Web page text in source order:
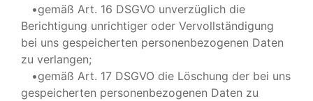
•gemäß Art. 16 DSGVO unverzüglich die
Berichtigung unrichtiger oder Vervollständigung
bei uns gespeicherten personenbezogenen Daten
zu verlangen;
•gemäß Art. 17 DSGVO die Löschung der bei uns
gespeicherten personenbezogenen Daten zu